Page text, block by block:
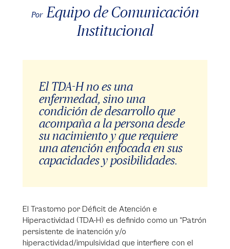
Por Equipo de Comunicación
Institucional
El TDA-H no es una
enfermedad, sino una
condición de desarrollo que
acompaña a la persona desde
su nacimiento y que requiere
una atención enfocada en sus
capacidades y posibilidades.
El Trastorno por Déficit de Atención e
Hiperactividad (TDA-H) es definido como un “Patrón
persistente de inatención y/o
hiperactividad/impulsividad que interfiere con el